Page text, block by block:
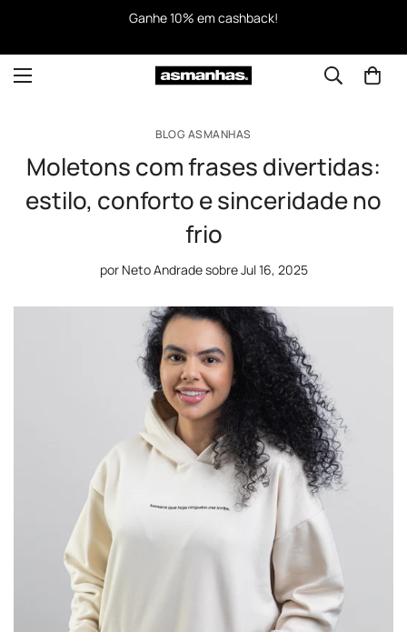
Ganhe 10% em cashback!
BLOG ASMANHAS
Moletons com frases divertidas:
estilo, conforto e sinceridade no
frio
por Neto AndradesobreJul 16, 2025